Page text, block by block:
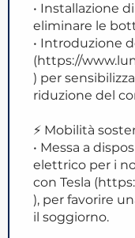
• Installazione
eliminare le
• Introduzione
(https://
) per
riduzione del
⚡ Mobilità
• Messa a
elettrico per i
con Tesla
), per favorire
il soggiorno.